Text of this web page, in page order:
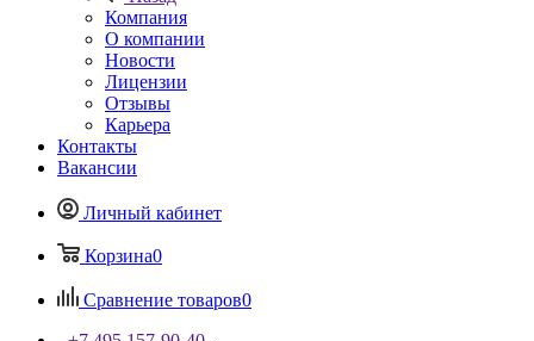
Компания
О компании
Новости
Лицензии
Отзывы
Карьера
Контакты
Вакансии
Личный кабинет
Корзина0
Сравнение товаров0